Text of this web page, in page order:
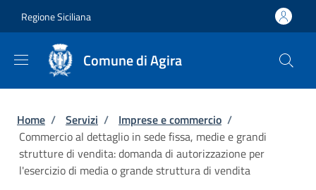
Regione Siciliana
Comune di Agira
Briciole di pane
Home / Servizi / Imprese e commercio /
Commercio al dettaglio in sede fissa, medie e grandi
strutture di vendita: domanda di autorizzazione per
l'esercizio di media o grande struttura di vendita